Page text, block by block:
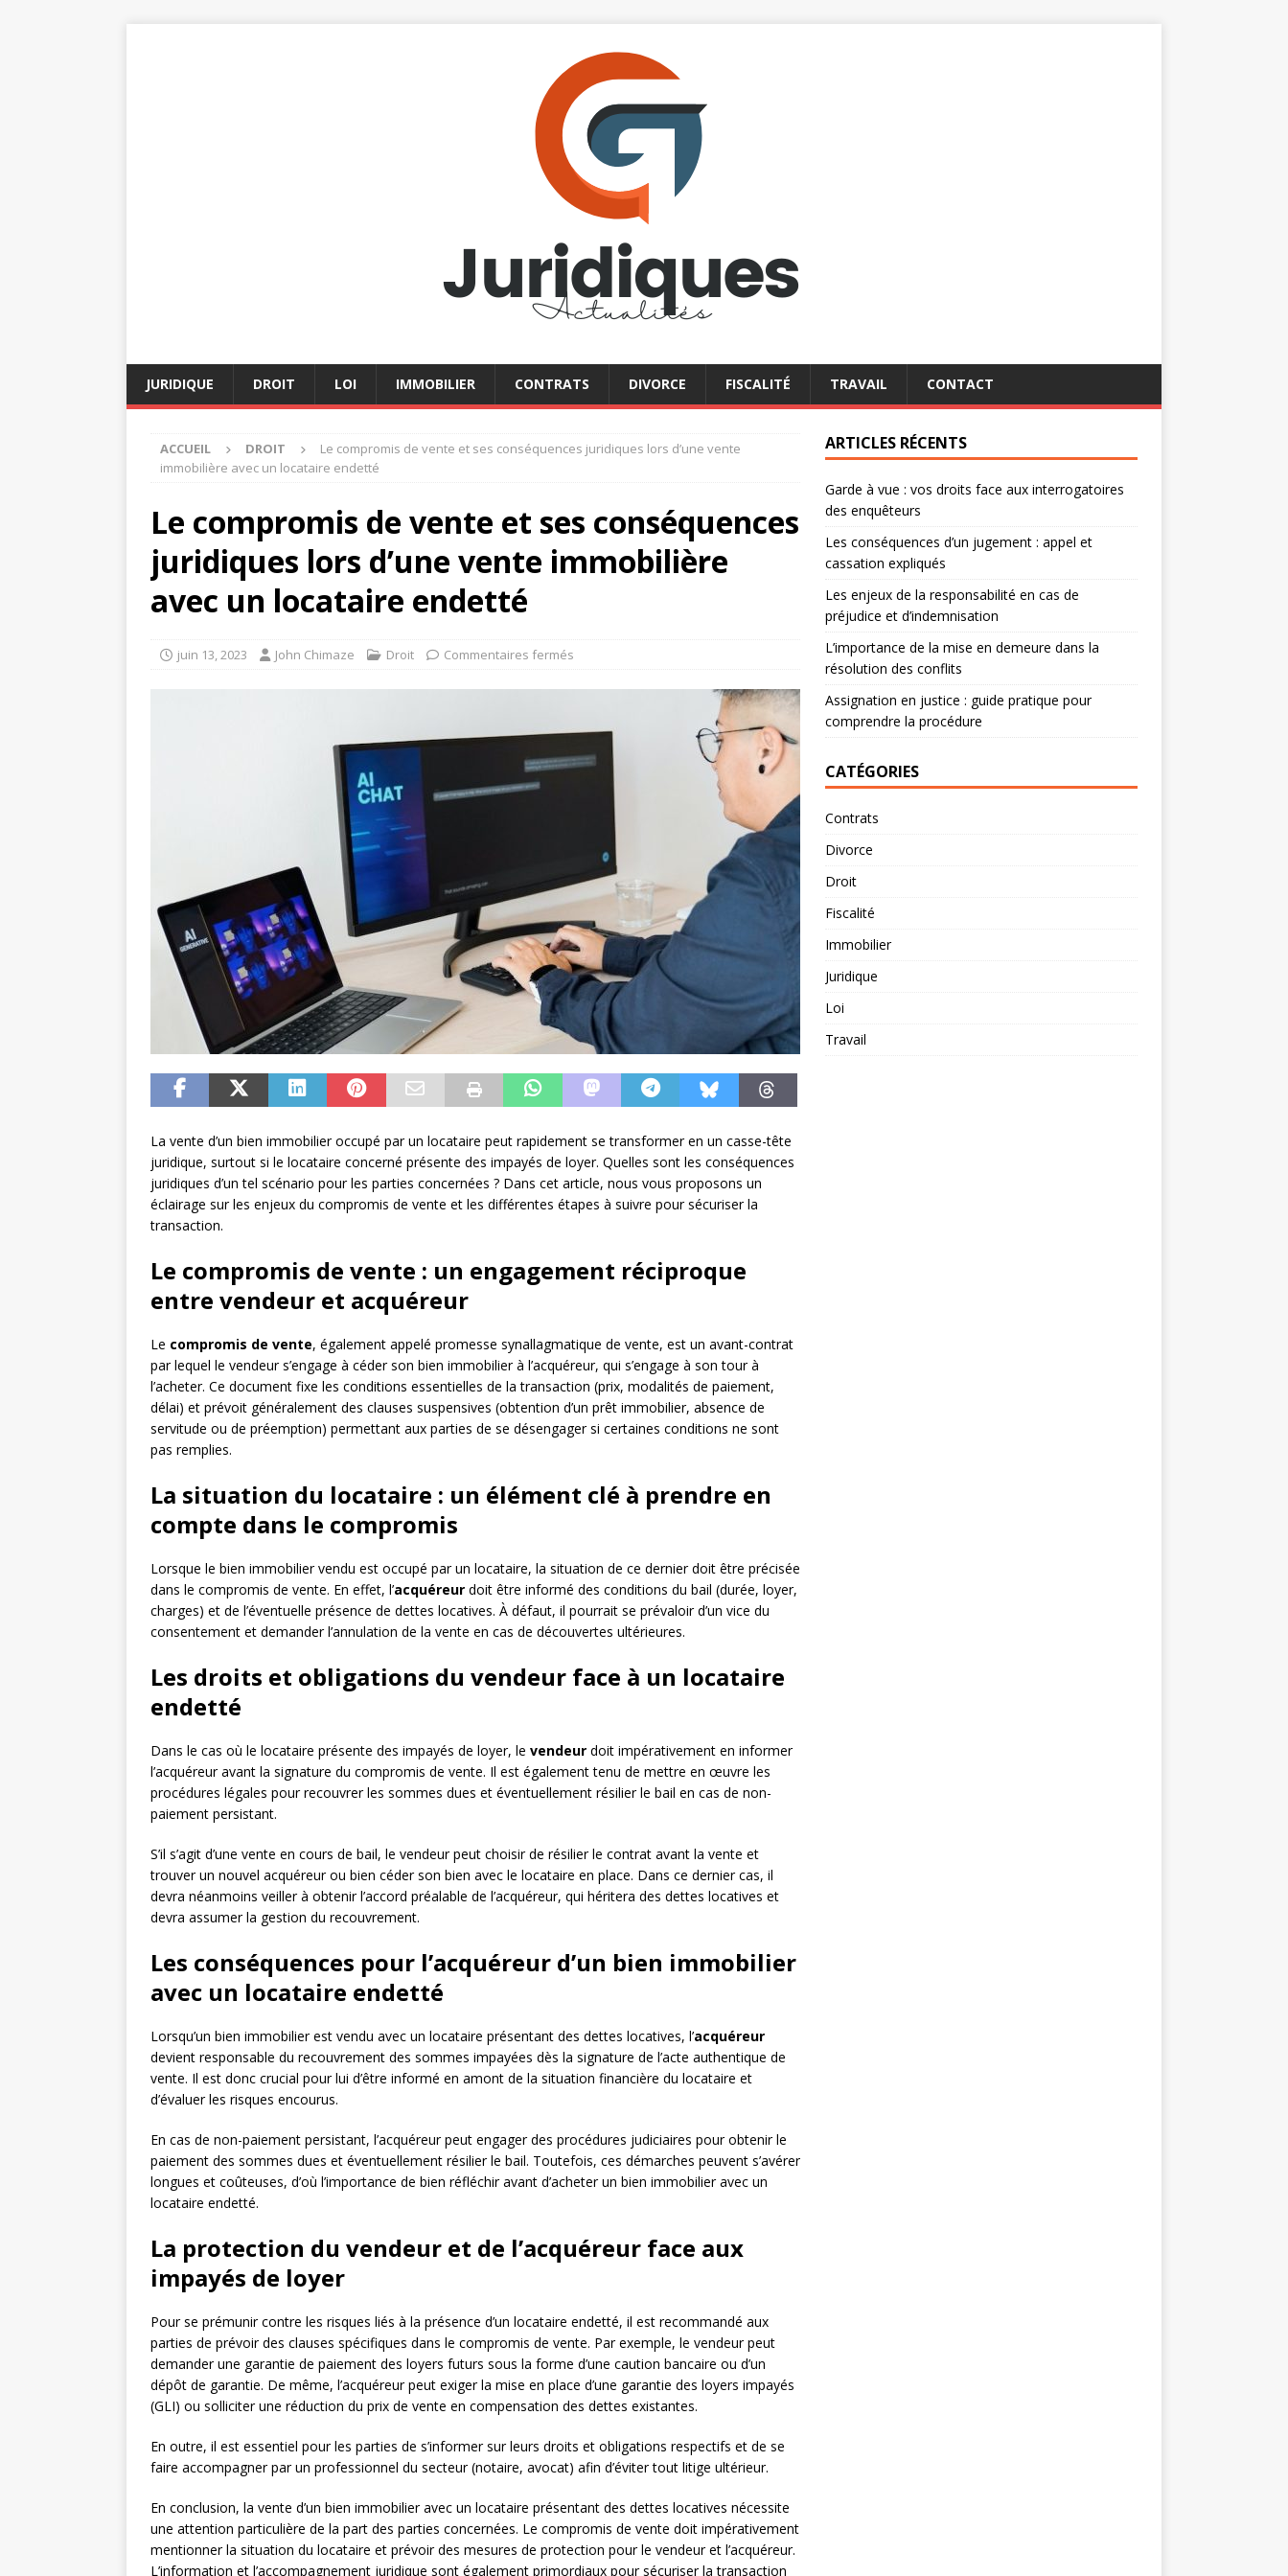
JURIDIQUE DROIT LOI IMMOBILIER CONTRATS DIVORCE FISCALITÉ TRAVAIL CONTACT
ACCUEIL DROIT
Le compromis de vente et ses conséquences juridiques lors d’une vente
immobilière avec un locataire endetté
Le compromis de vente et ses conséquences
juridiques lors d’une vente immobilière
avec un locataire endetté
juin 13, 2023 John Chimaze Droit Commentaires fermés
La vente d’un bien immobilier occupé par un locataire peut rapidement se transformer en un casse-tête
juridique, surtout si le locataire concerné présente des impayés de loyer. Quelles sont les conséquences
juridiques d’un tel scénario pour les parties concernées ? Dans cet article, nous vous proposons un
éclairage sur les enjeux du compromis de vente et les différentes étapes à suivre pour sécuriser la
transaction.
Le compromis de vente : un engagement réciproque
entre vendeur et acquéreur
Le compromis de vente, également appelé promesse synallagmatique de vente, est un avant-contrat
par lequel le vendeur s’engage à céder son bien immobilier à l’acquéreur, qui s’engage à son tour à
l’acheter. Ce document fixe les conditions essentielles de la transaction (prix, modalités de paiement,
délai) et prévoit généralement des clauses suspensives (obtention d’un prêt immobilier, absence de
servitude ou de préemption) permettant aux parties de se désengager si certaines conditions ne sont
pas remplies.
La situation du locataire : un élément clé à prendre en
compte dans le compromis
Lorsque le bien immobilier vendu est occupé par un locataire, la situation de ce dernier doit être précisée
dans le compromis de vente. En effet, l’acquéreur doit être informé des conditions du bail (durée, loyer,
charges) et de l’éventuelle présence de dettes locatives. À défaut, il pourrait se prévaloir d’un vice du
consentement et demander l’annulation de la vente en cas de découvertes ultérieures.
Les droits et obligations du vendeur face à un locataire
endetté
Dans le cas où le locataire présente des impayés de loyer, le vendeur doit impérativement en informer
l’acquéreur avant la signature du compromis de vente. Il est également tenu de mettre en œuvre les
procédures légales pour recouvrer les sommes dues et éventuellement résilier le bail en cas de non-
paiement persistant.
S’il s’agit d’une vente en cours de bail, le vendeur peut choisir de résilier le contrat avant la vente et
trouver un nouvel acquéreur ou bien céder son bien avec le locataire en place. Dans ce dernier cas, il
devra néanmoins veiller à obtenir l’accord préalable de l’acquéreur, qui héritera des dettes locatives et
devra assumer la gestion du recouvrement.
Les conséquences pour l’acquéreur d’un bien immobilier
avec un locataire endetté
Lorsqu’un bien immobilier est vendu avec un locataire présentant des dettes locatives, l’acquéreur
devient responsable du recouvrement des sommes impayées dès la signature de l’acte authentique de
vente. Il est donc crucial pour lui d’être informé en amont de la situation financière du locataire et
d’évaluer les risques encourus.
En cas de non-paiement persistant, l’acquéreur peut engager des procédures judiciaires pour obtenir le
paiement des sommes dues et éventuellement résilier le bail. Toutefois, ces démarches peuvent s’avérer
longues et coûteuses, d’où l’importance de bien réfléchir avant d’acheter un bien immobilier avec un
locataire endetté.
La protection du vendeur et de l’acquéreur face aux
impayés de loyer
Pour se prémunir contre les risques liés à la présence d’un locataire endetté, il est recommandé aux
parties de prévoir des clauses spécifiques dans le compromis de vente. Par exemple, le vendeur peut
demander une garantie de paiement des loyers futurs sous la forme d’une caution bancaire ou d’un
dépôt de garantie. De même, l’acquéreur peut exiger la mise en place d’une garantie des loyers impayés
(GLI) ou solliciter une réduction du prix de vente en compensation des dettes existantes.
En outre, il est essentiel pour les parties de s’informer sur leurs droits et obligations respectifs et de se
faire accompagner par un professionnel du secteur (notaire, avocat) afin d’éviter tout litige ultérieur.
En conclusion, la vente d’un bien immobilier avec un locataire présentant des dettes locatives nécessite
une attention particulière de la part des parties concernées. Le compromis de vente doit impérativement
mentionner la situation du locataire et prévoir des mesures de protection pour le vendeur et l’acquéreur.
L’information et l’accompagnement juridique sont également primordiaux pour sécuriser la transaction
ARTICLES RÉCENTS
Garde à vue : vos droits face aux interrogatoires
des enquêteurs
Les conséquences d’un jugement : appel et
cassation expliqués
Les enjeux de la responsabilité en cas de
préjudice et d’indemnisation
L’importance de la mise en demeure dans la
résolution des conflits
Assignation en justice : guide pratique pour
comprendre la procédure
CATÉGORIES
Contrats
Divorce
Droit
Fiscalité
Immobilier
Juridique
Loi
Travail